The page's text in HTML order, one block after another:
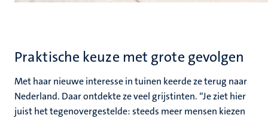
Praktische keuze met grote gevolgen
Met haar nieuwe interesse in tuinen keerde ze terug naar
Nederland. Daar ontdekte ze veel grijstinten. “Je ziet hier
juist het tegenovergestelde: steeds meer mensen kiezen